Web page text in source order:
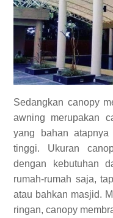
Sedangkan canopy
awning merupakan
yang bahan
tinggi. Ukuran
dengan kebutuhan
rumah-rumah saja,
atau bahkan masjid.
ringan, canopy